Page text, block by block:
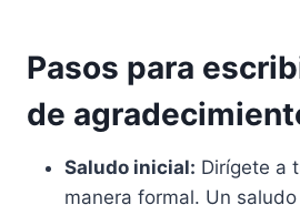
Pasos para
de
Saludo inicial: Dirígete a
manera formal. Un